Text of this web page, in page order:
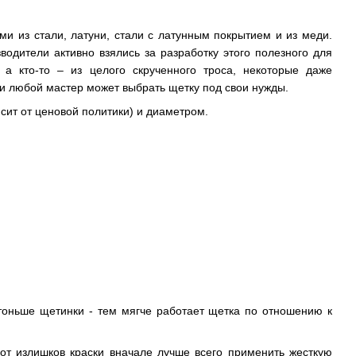
стали, латуни, стали с латунным покрытием и из меди.
активно взялись за разработку этого полезного для
кто-то – из целого скрученного троса, некоторые даже
любой мастер может выбрать щетку под свои нужды.
от ценовой политики) и диаметром.
щетинки - тем мягче работает щетка по отношению к
излишков краски вначале лучше всего применить жесткую